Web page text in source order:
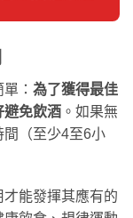
： 為了獲得最佳
避免飲酒 。如果無
間（至少4至6小
能發揮其應有的